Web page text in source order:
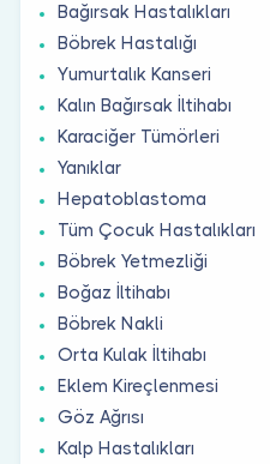
Bağırsak Hastalıkları
Böbrek Hastalığı
Yumurtalık Kanseri
Kalın Bağırsak İltihabı
Karaciğer Tümörleri
Yanıklar
Hepatoblastoma
Tüm Çocuk Hastalıkları
Böbrek Yetmezliği
Boğaz İltihabı
Böbrek Nakli
Orta Kulak İltihabı
Eklem Kireçlenmesi
Göz Ağrısı
Kalp Hastalıkları